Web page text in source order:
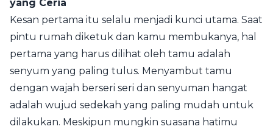
yang Ceria
Kesan pertama itu selalu menjadi kunci utama. Saat
pintu rumah diketuk dan kamu membukanya, hal
pertama yang harus dilihat oleh tamu adalah
senyum yang paling tulus. Menyambut tamu
dengan wajah berseri seri dan senyuman hangat
adalah wujud sedekah yang paling mudah untuk
dilakukan. Meskipun mungkin suasana hatimu